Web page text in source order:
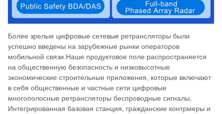
Более зрелые цифровые сетевые ретрансляторы были
успешно введены на зарубежные рынки операторов
мобильной связи.Наше продуктовое поле распространяется
на общественную безопасность и низковысотные
экономические строительные приложения, которые включают
в себя общественные и частные сети цифровые
многополосные ретрансляторы беспроводные сигналы,
Интегрированная базовая станция, гражданские контрмеры и